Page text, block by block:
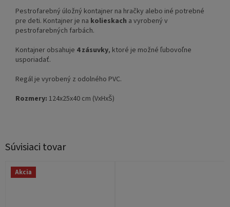
Súvisiaci tovar
Akcia
Pestrofarebný úložný kontajner na hračky alebo iné potrebné
pre deti. Kontajner je na kolieskach a vyrobený v
pestrofarebných farbách.
Kontajner obsahuje 4 zásuvky, ktoré je možné ľubovoľne
usporiadať.
Regál je vyrobený z odolného PVC.
Rozmery: 124x25x40 cm (VxHxŠ)